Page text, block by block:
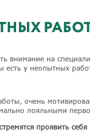
внимание на
есть у неопытных
очень
лояльными
проявить себя